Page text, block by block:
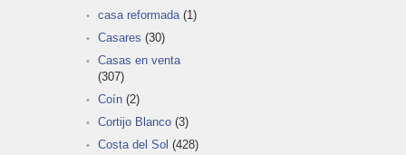
casa reformada (1)
Casares (30)
Casas en venta
(307)
Coín (2)
Cortijo Blanco (3)
Costa del Sol (428)